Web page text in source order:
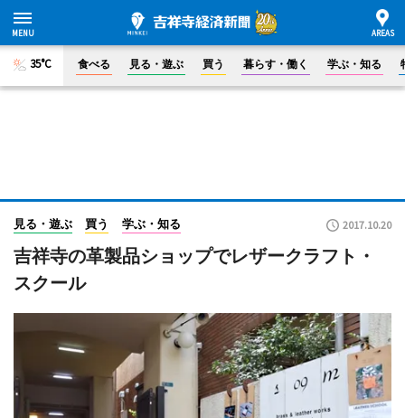
35°C 食べる 見る・遊ぶ 買う 暮らす・働く 学ぶ・知る
見る・遊ぶ 買う 学ぶ・知る 2017.10.20
吉祥寺の革製品ショップでレザークラフト・
スクール